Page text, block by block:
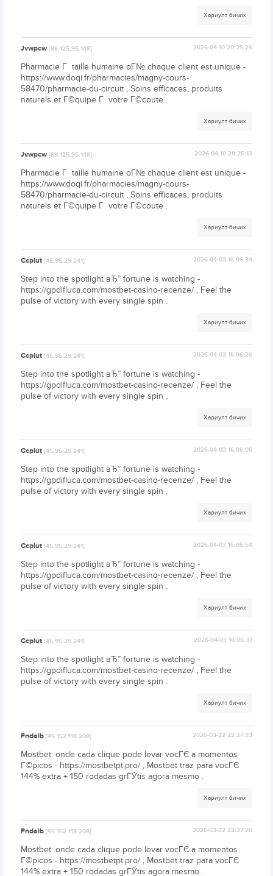
Хариулт бичих
Jvwpcw[89.125.95.148] 2026-04-10 20:25:24
Pharmacie Г taille humaine oГ№ chaque client est unique -
https://www.doqi.fr/pharmacies/magny-cours-
58470/pharmacie-du-circuit , Soins efficaces, produits
naturels et Г©quipe Г votre Г©coute .
Хариулт бичих
Jvwpcw[89.125.95.148] 2026-04-10 20:25:13
Pharmacie Г taille humaine oГ№ chaque client est unique -
https://www.doqi.fr/pharmacies/magny-cours-
58470/pharmacie-du-circuit , Soins efficaces, produits
naturels et Г©quipe Г votre Г©coute .
Хариулт бичих
Ccplut[45.95.29.241] 2026-04-03 16:06:34
Step into the spotlight вЂ” fortune is watching -
https://gpdifluca.com/mostbet-casino-recenze/ , Feel the
pulse of victory with every single spin .
Хариулт бичих
Ccplut[45.95.29.241] 2026-04-03 16:06:26
Step into the spotlight вЂ” fortune is watching -
https://gpdifluca.com/mostbet-casino-recenze/ , Feel the
pulse of victory with every single spin .
Хариулт бичих
Ccplut[45.95.29.241] 2026-04-03 16:06:05
Step into the spotlight вЂ” fortune is watching -
https://gpdifluca.com/mostbet-casino-recenze/ , Feel the
pulse of victory with every single spin .
Хариулт бичих
Ccplut[45.95.29.241] 2026-04-03 16:05:54
Step into the spotlight вЂ” fortune is watching -
https://gpdifluca.com/mostbet-casino-recenze/ , Feel the
pulse of victory with every single spin .
Хариулт бичих
Ccplut[45.95.29.241] 2026-04-03 16:05:37
Step into the spotlight вЂ” fortune is watching -
https://gpdifluca.com/mostbet-casino-recenze/ , Feel the
pulse of victory with every single spin .
Хариулт бичих
Fndaib[45.152.118.208] 2026-03-22 22:27:33
Mostbet: onde cada clique pode levar vocГЄ a momentos
Г©picos - https://mostbetpt.pro/ , Mostbet traz para vocГЄ
144% extra + 150 rodadas grГЎtis agora mesmo .
Хариулт бичих
Fndaib[45.152.118.208] 2026-03-22 22:27:26
Mostbet: onde cada clique pode levar vocГЄ a momentos
Г©picos - https://mostbetpt.pro/ , Mostbet traz para vocГЄ
144% extra + 150 rodadas grГЎtis agora mesmo .